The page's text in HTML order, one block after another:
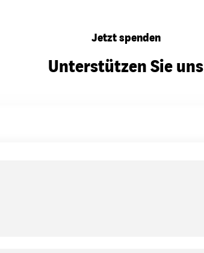
Jetzt spenden
Unterstützen Sie uns